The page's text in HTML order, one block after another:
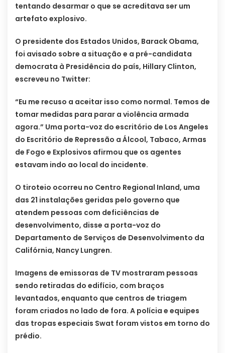
tentando desarmar o que se acreditava ser um
artefato explosivo.
O presidente dos Estados Unidos, Barack Obama,
foi avisado sobre a situação e a pré-candidata
democrata à Presidência do país, Hillary Clinton,
escreveu no Twitter:
“Eu me recuso a aceitar isso como normal. Temos de
tomar medidas para parar a violência armada
agora.” Uma porta-voz do escritório de Los Angeles
do Escritório de Repressão a Álcool, Tabaco, Armas
de Fogo e Explosivos afirmou que os agentes
estavam indo ao local do incidente.
O tiroteio ocorreu no Centro Regional Inland, uma
das 21 instalações geridas pelo governo que
atendem pessoas com deficiências de
desenvolvimento, disse a porta-voz do
Departamento de Serviços de Desenvolvimento da
Califórnia, Nancy Lungren.
Imagens de emissoras de TV mostraram pessoas
sendo retiradas do edifício, com braços
levantados, enquanto que centros de triagem
foram criados no lado de fora. A polícia e equipes
das tropas especiais Swat foram vistos em torno do
prédio.